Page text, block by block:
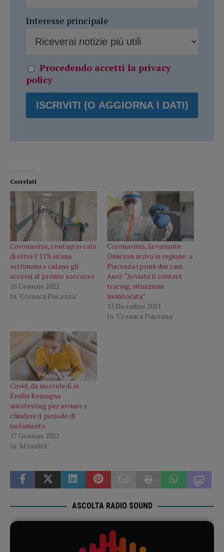
Interesse principale
Procedendo accetti la privacy
policy
Correlati
Coronavirus, contagi in calo
di oltre l’11% in una
settimana e calano gli
accessi al pronto soccorso
26 Gennaio 2022
In "Cronaca Piacenza"
Coronavirus, la variante
Omicron arriva in regione: a
Piacenza i primi due casi.
Ausl: “Avviato il contact
tracing, situazione
monitorata”
13 Dicembre 2021
In "Cronaca Piacenza"
Covid, da mercoledì in
Emilia Romagna
autotesting per avviare e
chiudere il periodo di
isolamento
17 Gennaio 2022
In "Attualità"
ASCOLTA RADIO SOUND